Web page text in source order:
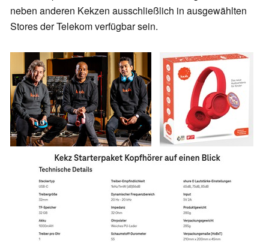
neben anderen Kekzen ausschließlich in ausgewählten
Stores der Telekom verfügbar sein.